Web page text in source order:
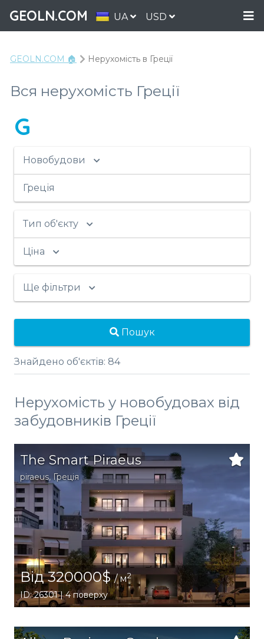
GEOLN.COM UA USD
GEOLN.COM 🏠 Нерухомість в Греції
Вся нерухомість Греції
G
Новобудови
Греція
Тип об'єкту
Ціна
Ще фільтри
Пошук
Знайдено об'єктів: 84
Нерухомість у новобудовах від
забудовників Греції
The Smart Piraeus
piraeus, Греція
Від 320000$/ м2
ID: 26301 | 4 поверху